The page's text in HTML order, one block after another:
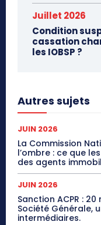
Juillet 2026
Condition
cassation
les IOBSP ?
Autres sujets
JUIN 2026
La Commission
l’ombre : ce que
des agents
JUIN 2026
Sanction ACPR :
Société Générale,
intermédiaires.